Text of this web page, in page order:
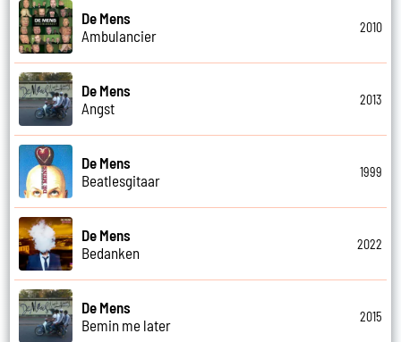
De Mens
Ambulancier
2010
De Mens
Angst
2013
De Mens
Beatlesgitaar
1999
De Mens
Bedanken
2022
De Mens
Bemin me later
2015